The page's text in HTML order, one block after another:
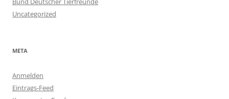
Uncategorized
META
Anmelden
Eintrags-Feed